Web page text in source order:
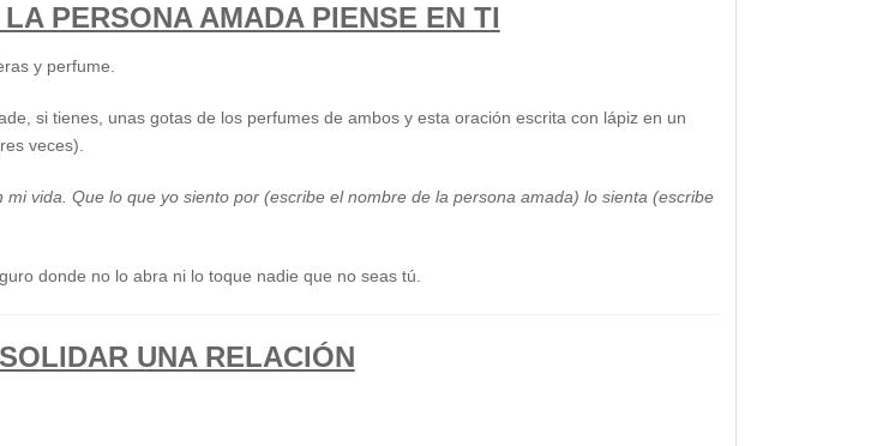
PERSONA AMADA PIENSE EN TI
y perfume.
si tienes, unas gotas de los perfumes de ambos y esta oración escrita con lápiz en un
veces).
vida. Que lo que yo siento por (escribe el nombre de la persona amada) lo sienta (escribe
donde no lo abra ni lo toque nadie que no seas tú.
UNA RELACIÓN